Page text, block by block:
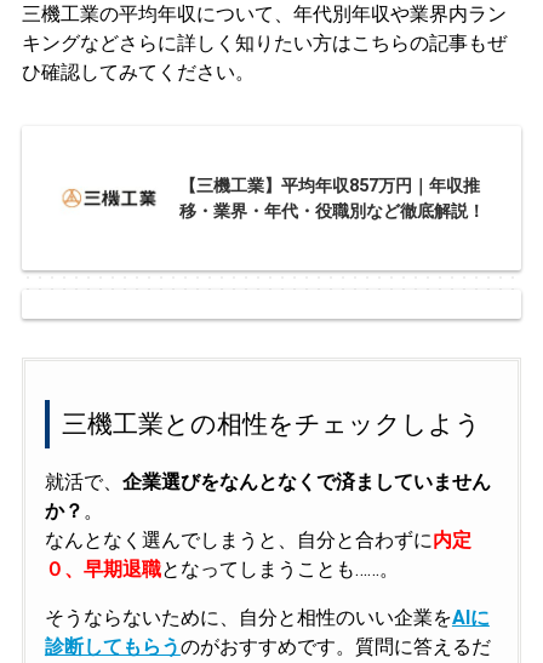
三機工業の平均年収について、年代別年収や業界内ラン
キングなどさらに詳しく知りたい方はこちらの記事もぜ
ひ確認してみてください。
【三機工業】平均年収857万円｜年収推
移・業界・年代・役職別など徹底解説！
三機工業との相性をチェックしよう
就活で、 企業選びをなんとなくで済ましていません
か？ 。
なんとなく選んでしまうと、自分と合わずに内定
０、早期退職となってしまうことも……。
そうならないために、自分と相性のいい企業をAIに
診断してもらうのがおすすめです。質問に答えるだ